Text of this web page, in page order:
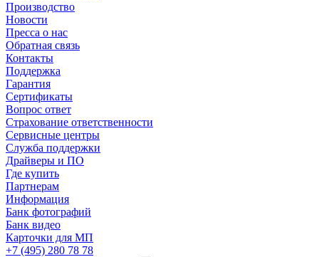
Производство
Новости
Пресса о нас
Обратная связь
Контакты
Поддержка
Гарантия
Сертификаты
Вопрос ответ
Страхование ответственности
Сервисные центры
Служба поддержки
Драйверы и ПО
Где купить
Партнерам
Информация
Банк фотографий
Банк видео
Карточки для МП
+7 (495) 280 78 78